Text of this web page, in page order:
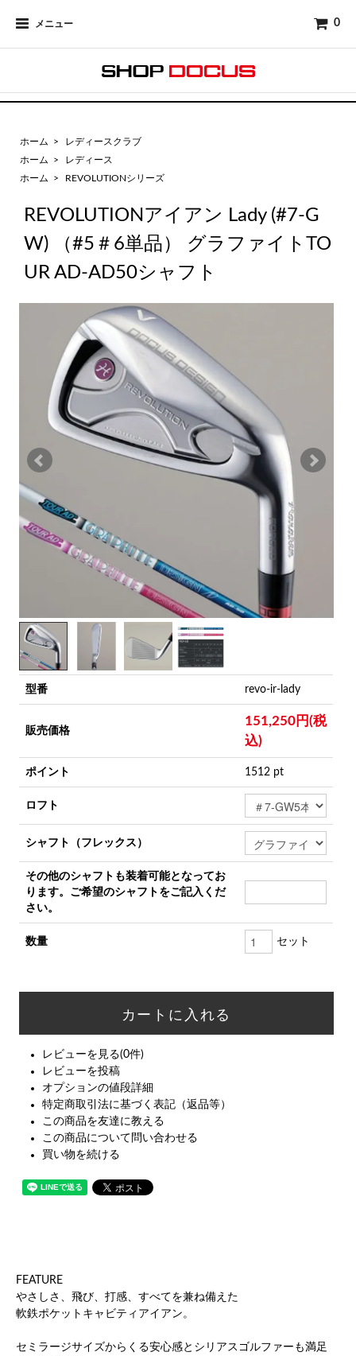
メニュー 0
ホーム >
レディースクラブ
ホーム
>
レディース
ホーム
> REVOLUTIONシリーズ
REVOLUTIONアイアン Lady (#7-G
W) （#5＃6単品） グラファイトTO
UR AD-AD50シャフト
型番 revo-ir-lady
販売価格
151,250円(税
込)
ポイント 1512 pt
ロフト
シャフト（フレックス）
その他のシャフトも装着可能となってお
ります。ご希望のシャフトをご記入くだ
さい。
数量 セット
レビューを見る(0件)
レビューを投稿
オプションの値段詳細
特定商取引法に基づく表記（返品等）
この商品を友達に教える
この商品について問い合わせる
買い物を続ける
FEATURE
やさしさ、飛び、打感、すべてを兼ね備えた
軟鉄ポケットキャビティアイアン。
セミラージサイズからくる安心感とシリアスゴルファーも満足